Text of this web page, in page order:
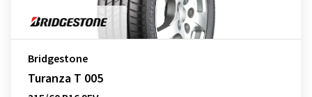
Bridgestone
Turanza T 005